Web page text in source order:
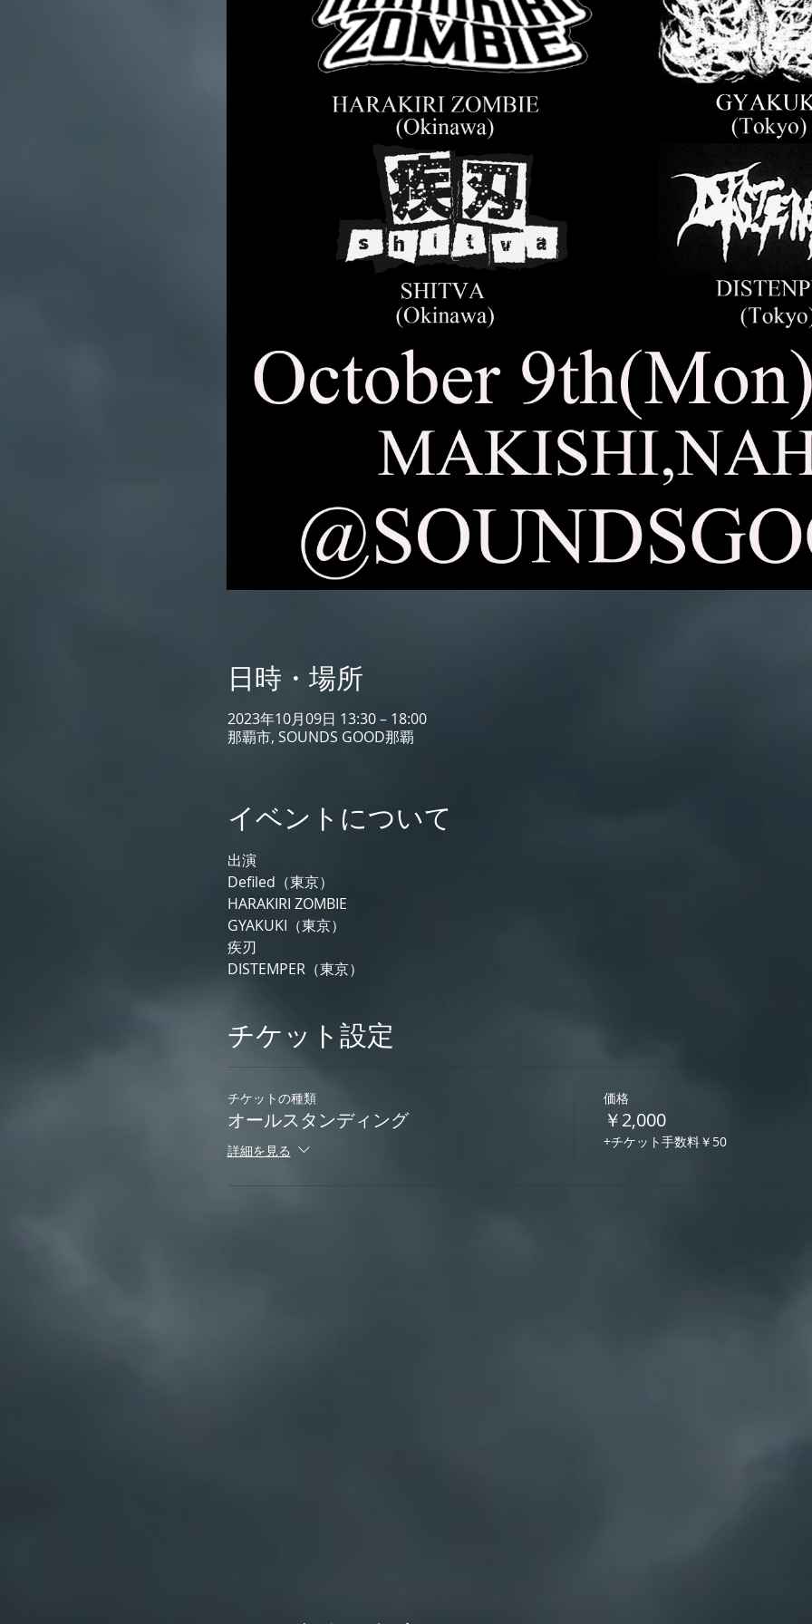
日時・場所
2023年10月09日 13:30 – 18:00
那覇市, SOUNDS GOOD那覇
イベントについて
出演
Defiled（東京）
HARAKIRI ZOMBIE
GYAKUKI（東京）
疾刃
DISTEMPER（東京）
チケット設定
チケットの種類
オールスタンディング
詳細を見る
価格
￥2,000
+チケット手数料￥50